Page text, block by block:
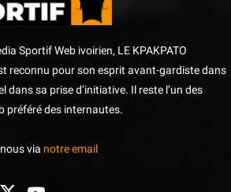
Sportif Web ivoirien, LE KPAKPATO
reconnu pour son esprit avant-gardiste dans
dans sa prise d’initiative. Il reste l’un des
préféré des internautes.
via notre email